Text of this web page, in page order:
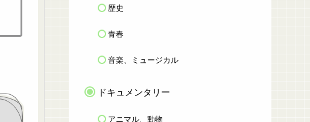
歴史
青春
音楽、ミュージカル
ドキュメンタリー
アニマル、動物